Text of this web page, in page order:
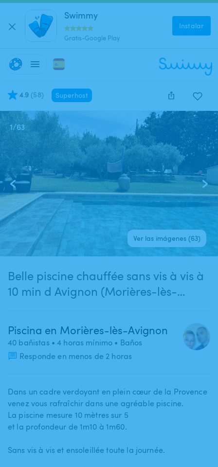
Swimmy
Gratis-Google Play
Instalar
4.9 (58) Superhost
1/63
Ver las imágenes (63)
Belle piscine chauffée sans vis à vis à
10 min d Avignon (Morières-lès-
Piscina en Morières-lès-Avignon
40 bañistas • 4 horas mínimo • Baños
Responde en menos de 2 horas
Dans un cadre verdoyant en plein cœur de la Provence
venez vous rafraîchir dans une agréable piscine.
La piscine mesure 10 mètres sur 5
et la profondeur de 1m10 à 1m60.
Sans vis à vis et ensoleillée toute la journée.